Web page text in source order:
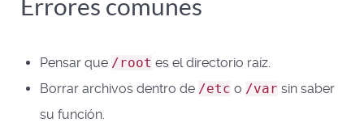
Errores comunes
Pensar que /root es el directorio raíz.
Borrar archivos dentro de /etc o /var sin saber
su función.